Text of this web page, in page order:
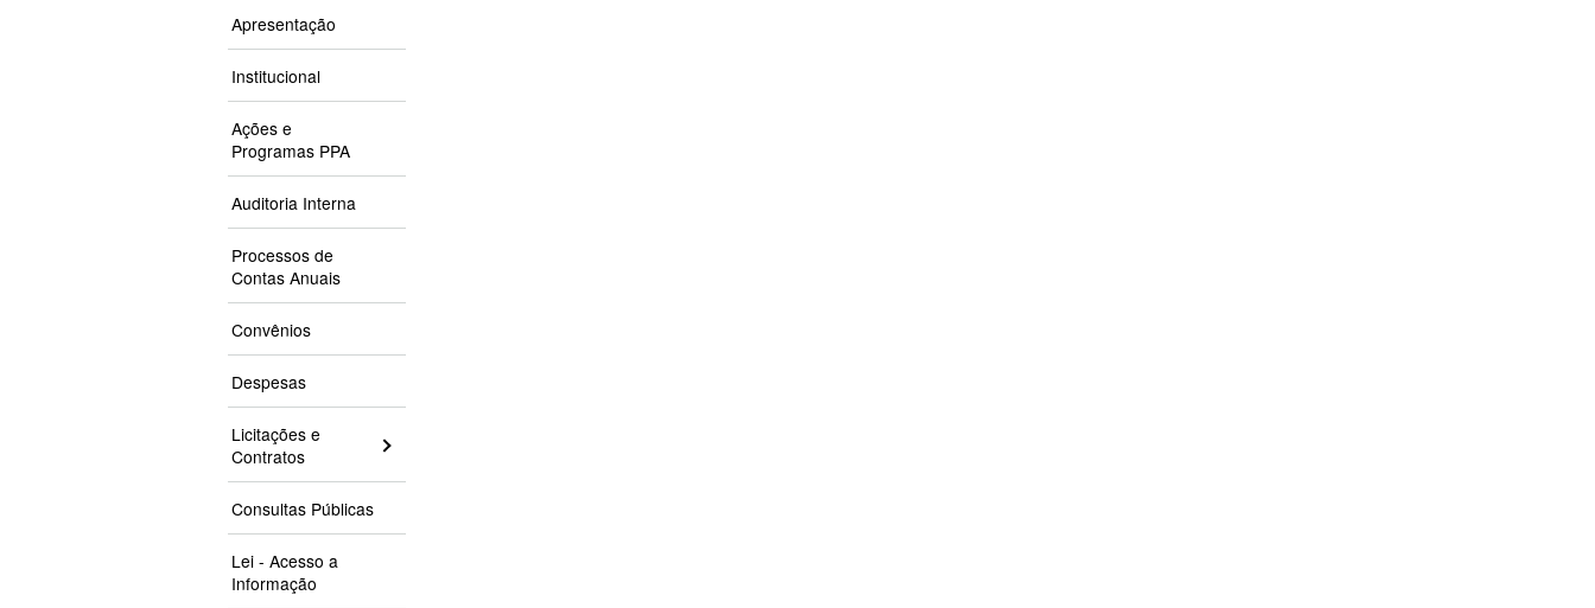
Apresentação
Institucional
Ações e
Programas PPA
Auditoria Interna
Processos de
Contas Anuais
Convênios
Despesas
Licitações e
Contratos
Consultas Públicas
Lei - Acesso a
Informação